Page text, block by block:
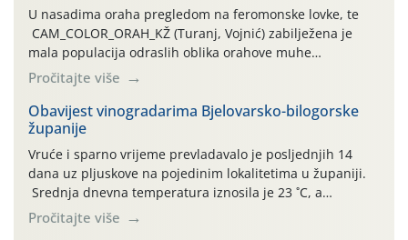
U nasadima oraha pregledom na feromonske lovke, te
CAM_COLOR_ORAH_KŽ (Turanj, Vojnić) zabilježena je
mala populacija odraslih oblika orahove muhe
(Rhagoletis completa). Niska brojnost može se objasniti
činjenicom da je riječ o mladim nasadima s vrlo malim
urodom, što je povezano i s manjim brojem prezimjelih
jedinki. U starijim nasadima, na žutim ljepljivim Rebell
pločama s […]
Pročitajte više
Obavijest vinogradarima Bjelovarsko-bilogorske
županije
Vruće i sparno vrijeme prevladavalo je posljednjih 14
dana uz pljuskove na pojedinim lokalitetima u županiji.
Srednja dnevna temperatura iznosila je 23 ˚C, a
maksimalne su posljednjih dana dosezale do 35 ˚C.
Simptome plamenjače vinove loze (Plasmoparas
Pročitajte više